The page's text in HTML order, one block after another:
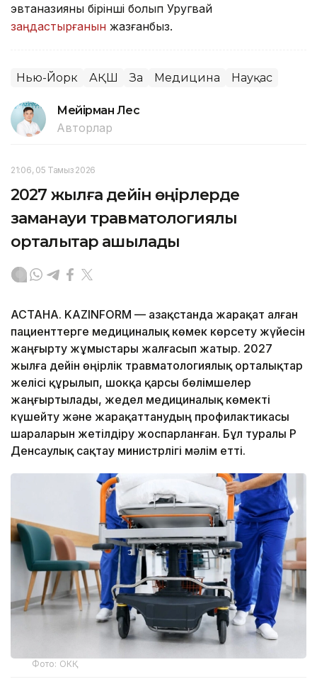
эвтаназияны бірінші болып Уругвай
заңдастырғанын жазғанбыз.
Нью-Йорк АҚШ Заң Медицина Науқас
Мейірман Лес
Авторлар
21:06, 05 Тамыз 2026
2027 жылға дейін өңірлерде
заманауи травматологиялық
орталықтар ашылады
АСТАНА. KAZINFORM — Қазақстанда жарақат алған
пациенттерге медициналық көмек көрсету жүйесін
жаңғырту жұмыстары жалғасып жатыр. 2027
жылға дейін өңірлік травматологиялық орталықтар
желісі құрылып, шокқа қарсы бөлімшелер
жаңғыртылады, жедел медициналық көмекті
күшейту және жарақаттанудың профилактикасы
шараларын жетілдіру жоспарланған. Бұл туралы ҚР
Денсаулық сақтау министрлігі мәлім етті.
Фото: ОКҚ